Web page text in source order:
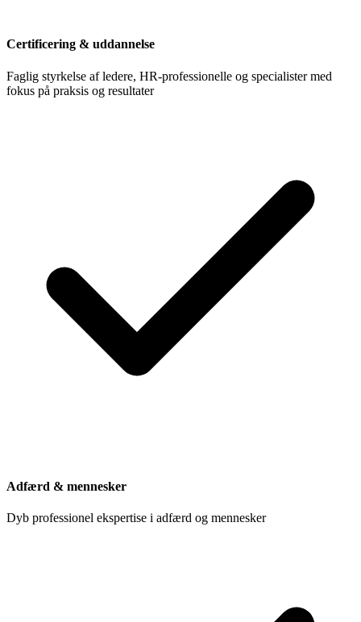
Certificering & uddannelse
Faglig styrkelse af ledere, HR-professionelle og specialister med
fokus på praksis og resultater
Adfærd & mennesker
Dyb professionel ekspertise i adfærd og mennesker